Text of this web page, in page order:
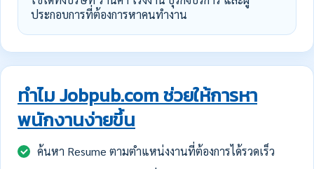
ประกอบการที่ต้องการหาคนทำงาน
ทำไม Jobpub.com ช่วยให้การหา
พนักงานง่ายขึ้น
ค้นหา Resume ตามตำแหน่งงานที่ต้องการได้รวดเร็ว